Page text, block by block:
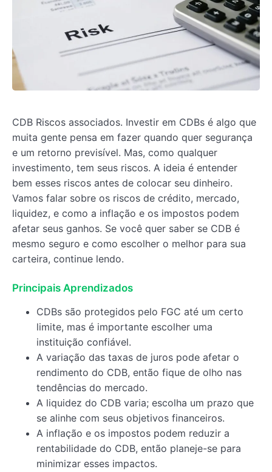
CDB Riscos associados. Investir em CDBs é algo que
muita gente pensa em fazer quando quer segurança
e um retorno previsível. Mas, como qualquer
investimento, tem seus riscos. A ideia é entender
bem esses riscos antes de colocar seu dinheiro.
Vamos falar sobre os riscos de crédito, mercado,
liquidez, e como a inflação e os impostos podem
afetar seus ganhos. Se você quer saber se CDB é
mesmo seguro e como escolher o melhor para sua
carteira, continue lendo.
Principais Aprendizados
CDBs são protegidos pelo FGC até um certo
limite, mas é importante escolher uma
instituição confiável.
A variação das taxas de juros pode afetar o
rendimento do CDB, então fique de olho nas
tendências do mercado.
A liquidez do CDB varia; escolha um prazo que
se alinhe com seus objetivos financeiros.
A inflação e os impostos podem reduzir a
rentabilidade do CDB, então planeje-se para
minimizar esses impactos.